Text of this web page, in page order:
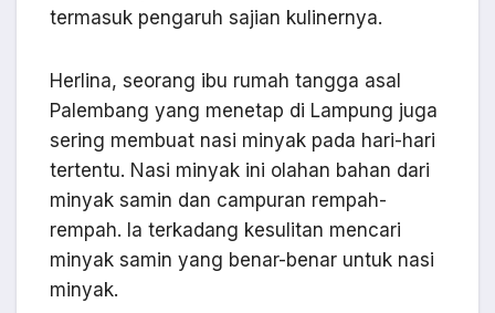
termasuk pengaruh sajian kulinernya.
Herlina, seorang ibu rumah tangga asal
Palembang yang menetap di Lampung juga
sering membuat nasi minyak pada hari-hari
tertentu. Nasi minyak ini olahan bahan dari
minyak samin dan campuran rempah-
rempah. Ia terkadang kesulitan mencari
minyak samin yang benar-benar untuk nasi
minyak.